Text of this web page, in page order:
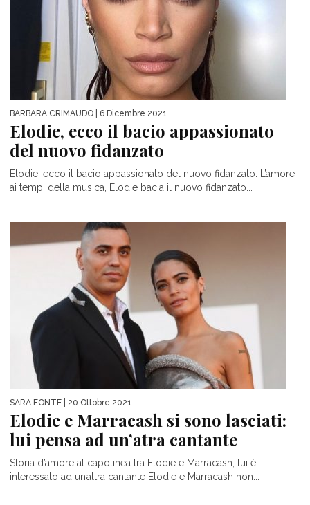
BARBARA CRIMAUDO | 6 Dicembre 2021
Elodie, ecco il bacio appassionato
del nuovo fidanzato
Elodie, ecco il bacio appassionato del nuovo fidanzato. L’amore
ai tempi della musica, Elodie bacia il nuovo fidanzato...
SARA FONTE | 20 Ottobre 2021
Elodie e Marracash si sono lasciati:
lui pensa ad un’atra cantante
Storia d’amore al capolinea tra Elodie e Marracash, lui è
interessato ad un’altra cantante Elodie e Marracash non...